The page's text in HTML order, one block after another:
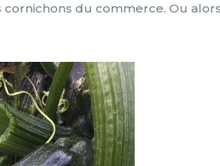
du commerce. Ou